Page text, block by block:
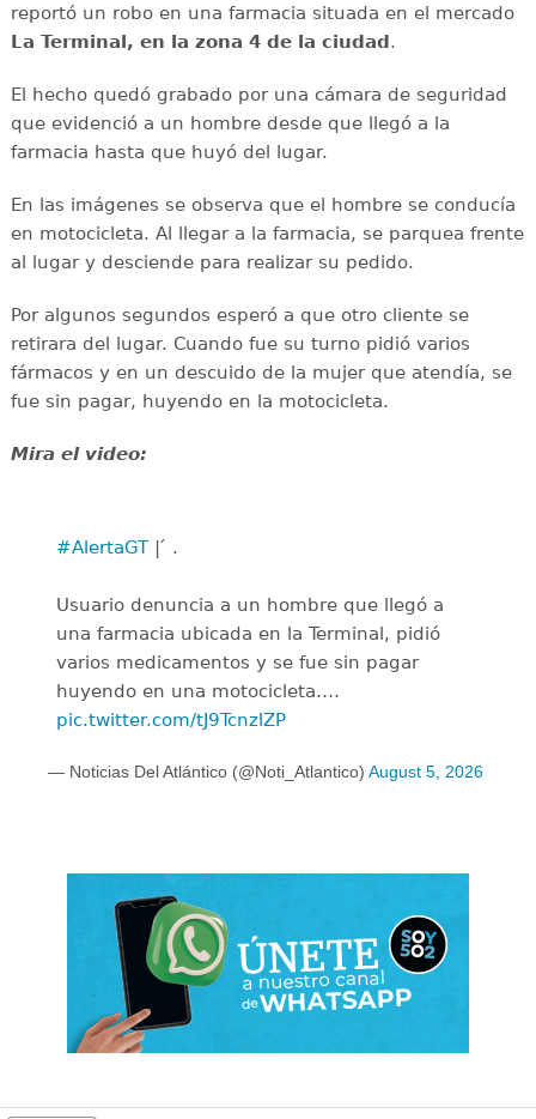
reportó un robo en una farmacia situada en el mercado
La Terminal, en la zona 4 de la ciudad.
El hecho quedó grabado por una cámara de seguridad
que evidenció a un hombre desde que llegó a la
farmacia hasta que huyó del lugar.
En las imágenes se observa que el hombre se conducía
en motocicleta. Al llegar a la farmacia, se parquea frente
al lugar y desciende para realizar su pedido.
Por algunos segundos esperó a que otro cliente se
retirara del lugar. Cuando fue su turno pidió varios
fármacos y en un descuido de la mujer que atendía, se
fue sin pagar, huyendo en la motocicleta.
Mira el video:
#AlertaGT| ́ .
Usuario denuncia a un hombre que llegó a
una farmacia ubicada en la Terminal, pidió
varios medicamentos y se fue sin pagar
huyendo en una motocicleta.…
pic.twitter.com/tJ9TcnzlZP
— Noticias Del Atlántico (@Noti_Atlantico) August 5, 2026